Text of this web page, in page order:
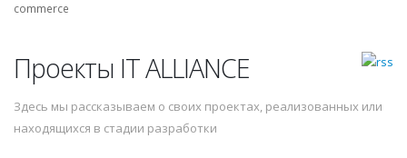
commerce
Проекты IT ALLIANCE
Здесь мы рассказываем о своих проектах, реализованных или
находящихся в стадии разработки